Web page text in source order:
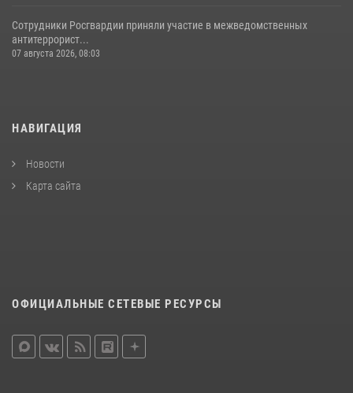
Сотрудники Росгвардии приняли участие в межведомственных
антитеррорист...
07 августа 2026, 08:03
НАВИГАЦИЯ
Новости
Карта сайта
ОФИЦИАЛЬНЫЕ СЕТЕВЫЕ РЕСУРСЫ